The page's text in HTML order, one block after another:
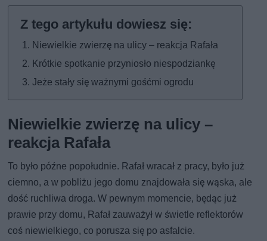
Niewielkie zwierzę na ulicy – reakcja Rafała
Krótkie spotkanie przyniosło niespodziankę
Jeże stały się ważnymi gośćmi ogrodu
Niewielkie zwierzę na ulicy –
reakcja Rafała
To było późne popołudnie. Rafał wracał z pracy, było już
ciemno, a w pobliżu jego domu znajdowała się wąska, ale
dość ruchliwa droga. W pewnym momencie, będąc już
prawie przy domu, Rafał zauważył w świetle reflektorów
coś niewielkiego, co porusza się po asfalcie.